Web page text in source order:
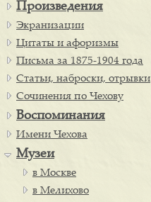
Произведения
Экранизации
Цитаты и афоризмы
Письма за 1875-1904 года
Статьи, наброски, отрывки
Сочинения по Чехову
Воспоминания
Имени Чехова
Музеи
в Москве
в Мелихово